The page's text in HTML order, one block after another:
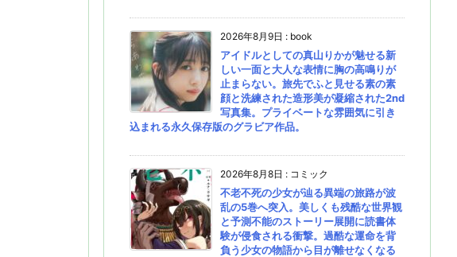
2026年8月9日 : book
アイドルとしての真山りかが魅せる新
しい一面と大人な表情に胸の高鳴りが
止まらない。旅先でふと見せる素の素
顔と洗練された造形美が凝縮された2nd
写真集。プライベートな雰囲気に引き
込まれる永久保存版のグラビア作品。
2026年8月8日 : コミック
不老不死の少女が辿る異端の旅路が波
乱の5巻へ突入。美しくも残酷な世界観
と予測不能のストーリー展開に読書体
験が侵食される衝撃。過酷な運命を背
負う少女の物語から目が離せなくなる